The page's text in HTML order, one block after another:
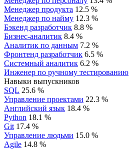
Менеджер продукта 12.5 %
Менеджер по найму 12.3 %
Бэкенд разработчик 8.8 %
Бизнес-аналитик 8.4 %
Аналитик по данным 7.2 %
Фронтенд разработчик 6.5 %
Системный аналитик 6.2 %
Инженер по ручному тестированию
Навыки выпускников
SQL 25.6 %
Управление проектами 22.3 %
Английский язык 18.4 %
Python 18.1 %
Git 17.4 %
Управление людьми 15.0 %
Agile 14.8 %